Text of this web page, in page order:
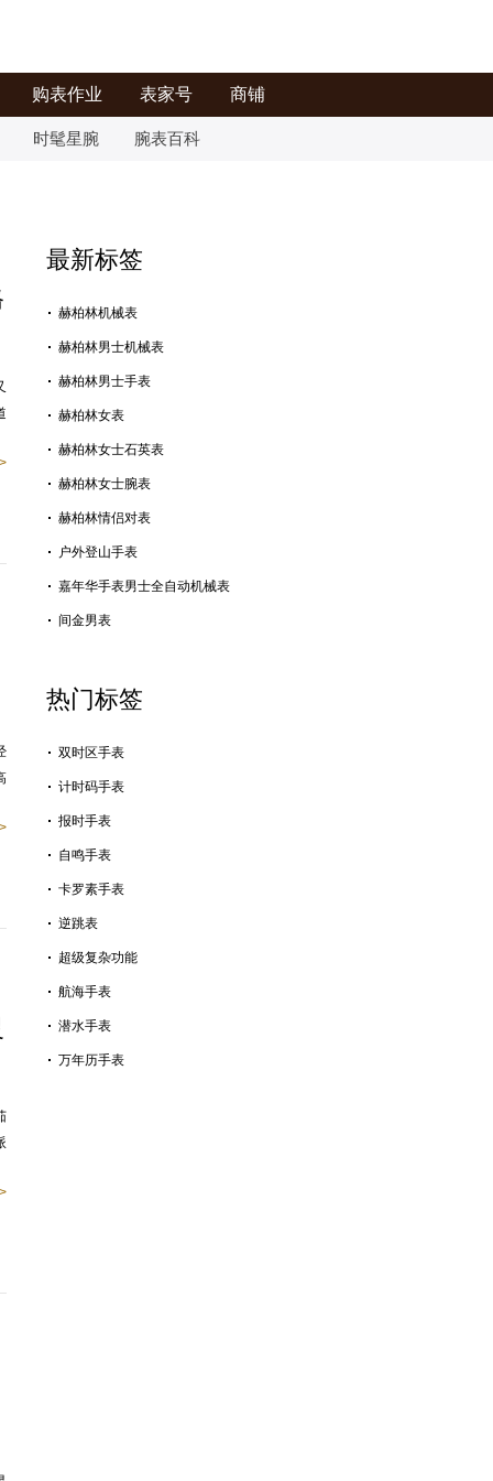
购表作业 表家号 商铺
时髦星腕 腕表百科
最新标签
赫柏林机械表
赫柏林男士机械表
赫柏林男士手表
赫柏林女表
赫柏林女士石英表
赫柏林女士腕表
赫柏林情侣对表
户外登山手表
嘉年华手表男士全自动机械表
间金男表
热门标签
双时区手表
计时码手表
报时手表
自鸣手表
卡罗素手表
逆跳表
超级复杂功能
航海手表
潜水手表
万年历手表